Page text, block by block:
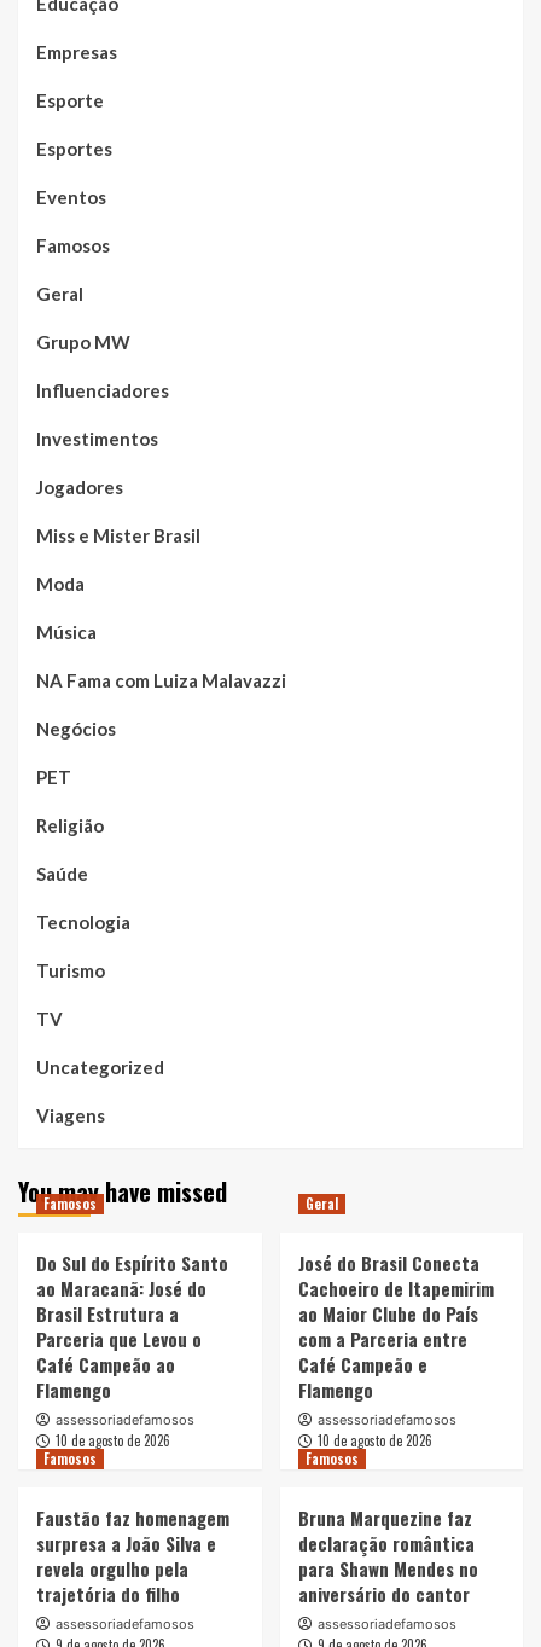
Empresas
Esporte
Esportes
Eventos
Famosos
Geral
Grupo MW
Influenciadores
Investimentos
Jogadores
Miss e Mister Brasil
Moda
Música
NA Fama com Luiza Malavazzi
Negócios
PET
Religião
Saúde
Tecnologia
Turismo
TV
Uncategorized
Viagens
You may have missed
Famosos
Do Sul do Espírito Santo
ao Maracanã: José do
Brasil Estrutura a
Parceria que Levou o
Café Campeão ao
Flamengo
assessoriadefamosos
10 de agosto de 2026
Geral
José do Brasil Conecta
Cachoeiro de Itapemirim
ao Maior Clube do País
com a Parceria entre
Café Campeão e
Flamengo
assessoriadefamosos
10 de agosto de 2026
Famosos
Faustão faz homenagem
surpresa a João Silva e
revela orgulho pela
trajetória do filho
assessoriadefamosos
Famosos
Bruna Marquezine faz
declaração romântica
para Shawn Mendes no
aniversário do cantor
assessoriadefamosos